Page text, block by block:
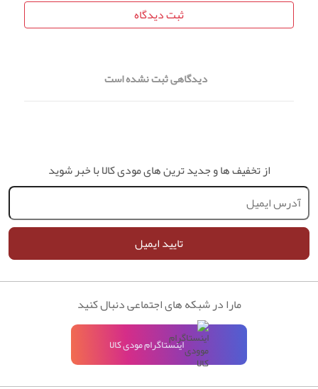
ثبت دیدگاه
دیدگاهی ثبت نشده است
از تخفیف ها و جدید ترین های مودی کالا با خبر شوید
تایید ایمیل
مارا در شبکه های اجتماعی دنبال کنید
اینستاگرام مودی کالا